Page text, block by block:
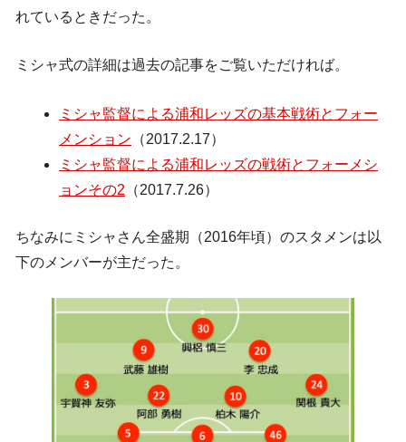
れているときだった。
ミシャ式の詳細は過去の記事をご覧いただければ。
ミシャ監督による浦和レッズの基本戦術とフォー
メンション （2017.2.17）
ミシャ監督による浦和レッズの戦術とフォーメシ
ョンその2 （2017.7.26）
ちなみにミシャさん全盛期（2016年頃）のスタメンは以
下のメンバーが主だった。